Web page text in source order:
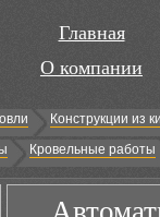
Главная
О компании
Конструкции из
Кровельные работы